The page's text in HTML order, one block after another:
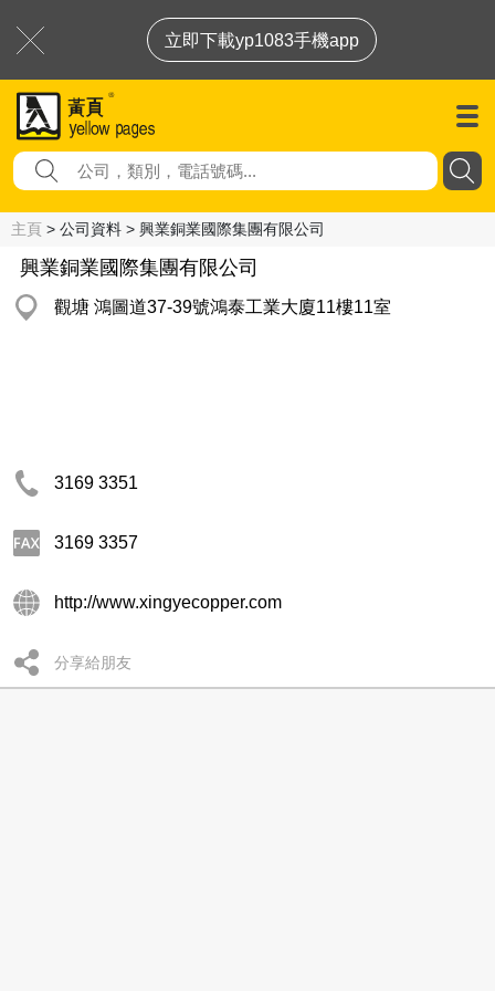
立即下載yp1083手機app
主頁 > 公司資料 > 興業銅業國際集團有限公司
興業銅業國際集團有限公司
觀塘 鴻圖道37-39號鴻泰工業大廈11樓11室
3169 3351
3169 3357
http://www.xingyecopper.com
分享給朋友